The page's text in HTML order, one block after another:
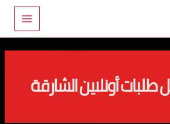
Main
Menu
أونلاين الشارقة